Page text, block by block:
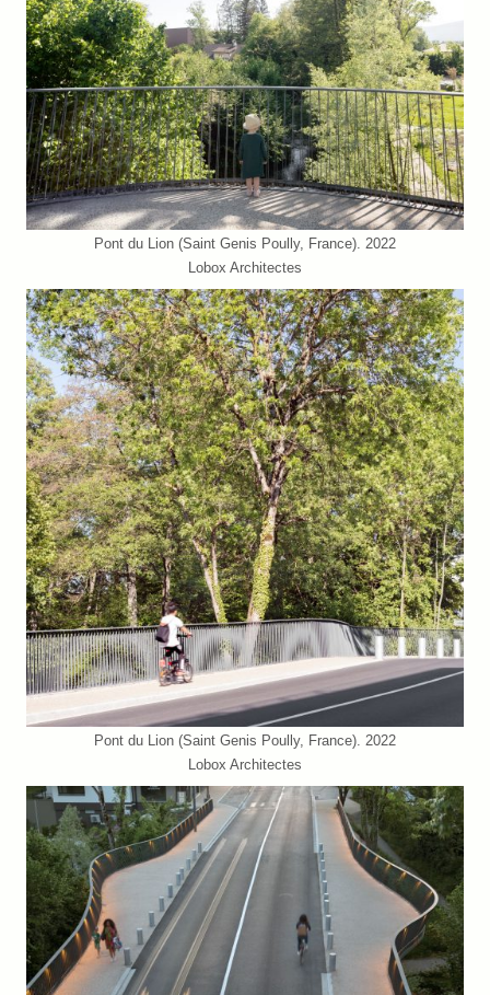
Pont du Lion (Saint Genis Poully, France). 2022
Lobox Architectes
Pont du Lion (Saint Genis Poully, France). 2022
Lobox Architectes